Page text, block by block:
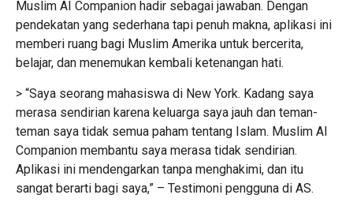
Muslim AI Companion hadir sebagai jawaban. Dengan
pendekatan yang sederhana tapi penuh makna, aplikasi ini
memberi ruang bagi Muslim Amerika untuk bercerita,
belajar, dan menemukan kembali ketenangan hati.
> “Saya seorang mahasiswa di New York. Kadang saya
merasa sendirian karena keluarga saya jauh dan teman-
teman saya tidak semua paham tentang Islam. Muslim AI
Companion membantu saya merasa tidak sendirian.
Aplikasi ini mendengarkan tanpa menghakimi, dan itu
sangat berarti bagi saya,” – Testimoni pengguna di AS.